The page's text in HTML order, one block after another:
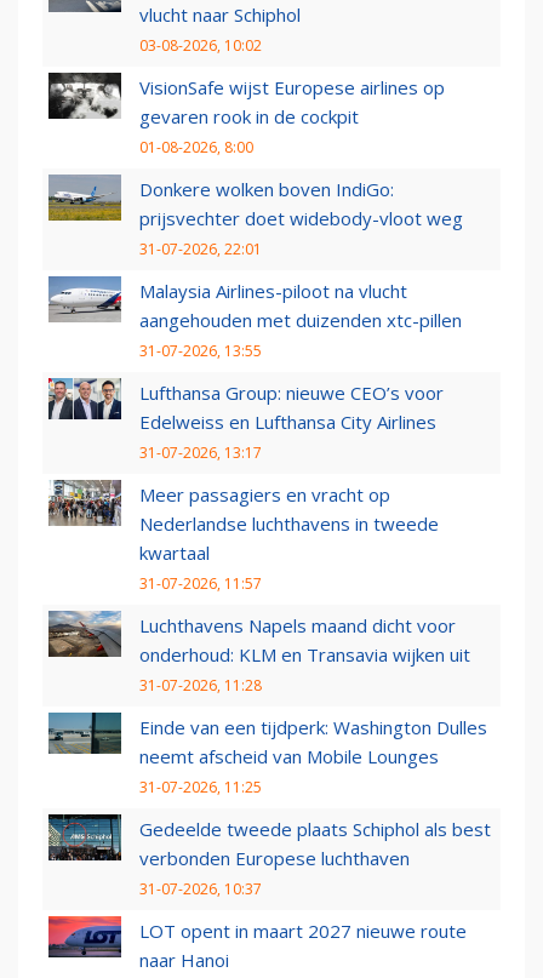
vlucht naar Schiphol
03-08-2026, 10:02
VisionSafe wijst Europese airlines op
gevaren rook in de cockpit
01-08-2026, 8:00
Donkere wolken boven IndiGo:
prijsvechter doet widebody-vloot weg
31-07-2026, 22:01
Malaysia Airlines-piloot na vlucht
aangehouden met duizenden xtc-pillen
31-07-2026, 13:55
Lufthansa Group: nieuwe CEO’s voor
Edelweiss en Lufthansa City Airlines
31-07-2026, 13:17
Meer passagiers en vracht op
Nederlandse luchthavens in tweede
kwartaal
31-07-2026, 11:57
Luchthavens Napels maand dicht voor
onderhoud: KLM en Transavia wijken uit
31-07-2026, 11:28
Einde van een tijdperk: Washington Dulles
neemt afscheid van Mobile Lounges
31-07-2026, 11:25
Gedeelde tweede plaats Schiphol als best
verbonden Europese luchthaven
31-07-2026, 10:37
LOT opent in maart 2027 nieuwe route
naar Hanoi